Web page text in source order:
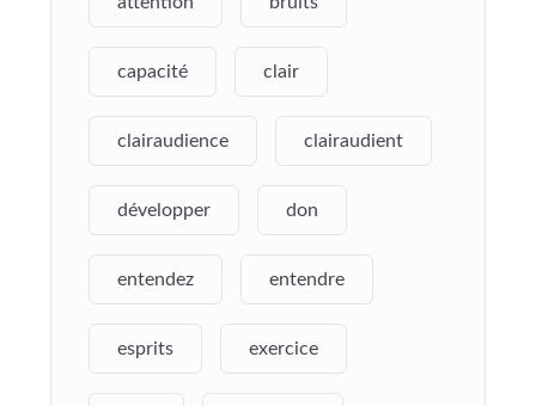
capacité clair
clairaudience clairaudient
développer don
entendez entendre
esprits exercice